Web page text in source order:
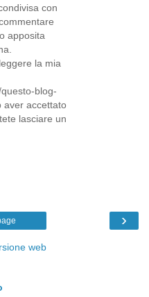
con
apposita
la mia
blog-
aver accettato
lasciare un
›
web